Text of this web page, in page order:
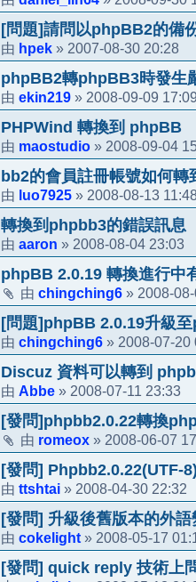
[問題]請問以phpBB2的備
由 hpek » 2007-08-30 20:28
phpBB2轉phpBB3時發生
由 ekin219 » 2008-09-09 17:09
PHPWind 轉換到 phpBB
由 maostudio » 2008-09-04
bb2的會員註冊帳號如何轉
由 luo7925 » 2008-08-13
轉換到phpbb3的錯誤訊息
由 aaron » 2008-08-04 23:03
phpBB 2.0.19 轉換進行中
由 chingching6 » 2008-
[問題]phpBB 2.0.19升級
由 chingching6 » 2008-07-20
Discuz 資料可以轉到
由 Abbe » 2008-07-11 23:33
[發問]phpbb2.0.22轉換
由 romeox » 2008-06-07
[發問] Phpbb2.0.22(UTF-
由 ttshtai » 2008-04-30 22:32
[發問] 升級後舊版本的外
由 cokelight » 2008-05-17
[發問] quick reply 技術上